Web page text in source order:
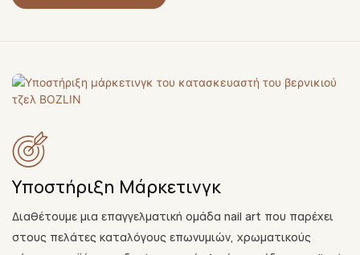
Υποστήριξη Μάρκετινγκ
Διαθέτουμε μια επαγγελματική ομάδα nail art που παρέχει
στους πελάτες καταλόγους επωνυμιών, χρωματικούς